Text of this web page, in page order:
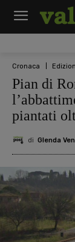
Cronaca
Pian di
piantati
di Glenda